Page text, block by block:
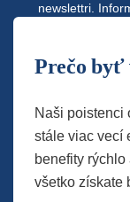
newslettri.
Prečo byť
Naši poistenci
stále viac vecí
benefity
všetko získate